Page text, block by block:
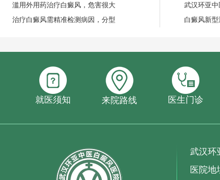
滥用外用药治疗白癜风，危害很大
治疗白癜风需精准检测病因，分型
武汉环亚
白癜风新
就医须知 来院路线 医生门诊
武汉环
医院地